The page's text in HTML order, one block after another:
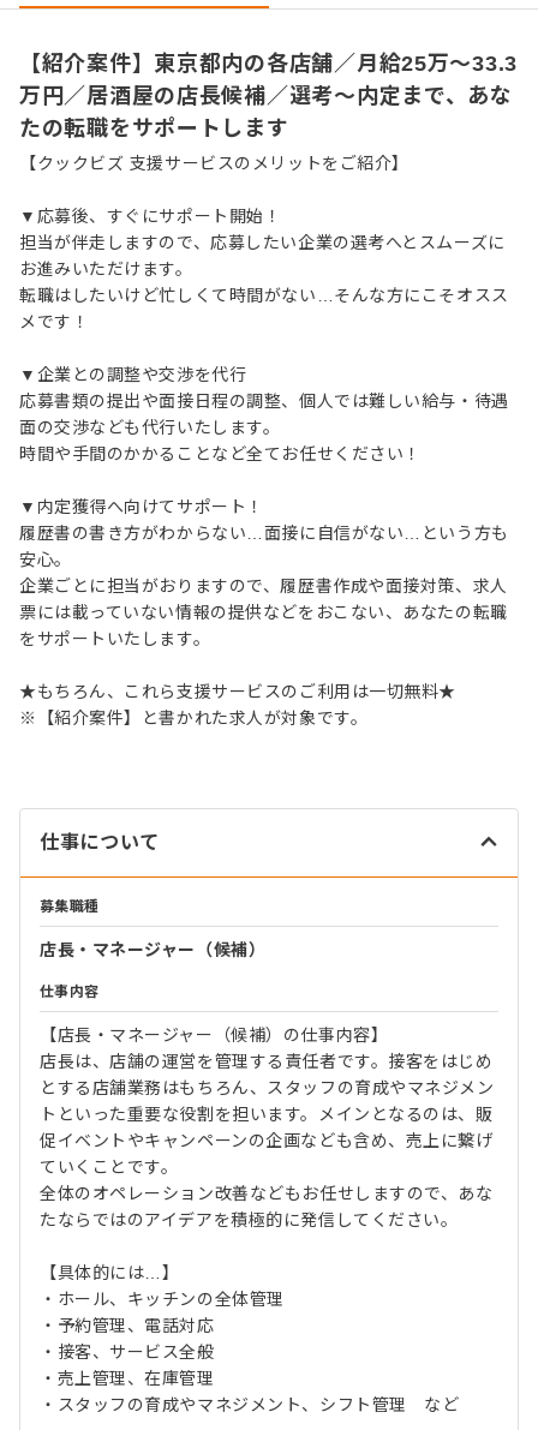
【紹介案件】東京都内の各店舗／月給25万～33.3
万円／居酒屋の店長候補／選考～内定まで、あな
たの転職をサポートします
【クックビズ 支援サービスのメリットをご紹介】
▼応募後、すぐにサポート開始！
担当が伴走しますので、応募したい企業の選考へとスムーズに
お進みいただけます。
転職はしたいけど忙しくて時間がない…そんな方にこそオスス
メです！
▼企業との調整や交渉を代行
応募書類の提出や面接日程の調整、個人では難しい給与・待遇
面の交渉なども代行いたします。
時間や手間のかかることなど全てお任せください！
▼内定獲得へ向けてサポート！
履歴書の書き方がわからない…面接に自信がない…という方も
安心。
企業ごとに担当がおりますので、履歴書作成や面接対策、求人
票には載っていない情報の提供などをおこない、あなたの転職
をサポートいたします。
★もちろん、これら支援サービスのご利用は一切無料★
※【紹介案件】と書かれた求人が対象です。
仕事について
募集職種
店長・マネージャー（候補）
仕事内容
【店長・マネージャー（候補）の仕事内容】
店長は、店舗の運営を管理する責任者です。接客をはじめ
とする店舗業務はもちろん、スタッフの育成やマネジメン
トといった重要な役割を担います。メインとなるのは、販
促イベントやキャンペーンの企画なども含め、売上に繋げ
ていくことです。
全体のオペレーション改善などもお任せしますので、あな
たならではのアイデアを積極的に発信してください。
【具体的には…】
・ホール、キッチンの全体管理
・予約管理、電話対応
・接客、サービス全般
・売上管理、在庫管理
・スタッフの育成やマネジメント、シフト管理 など